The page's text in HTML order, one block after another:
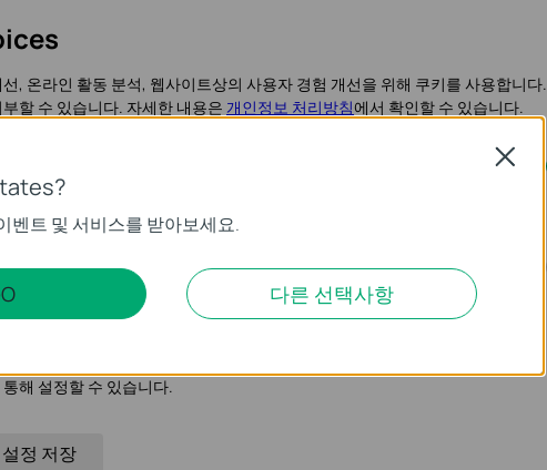
벤트 및 서비스를 받아보세요.
다른 선택사항
Close
, 온라인 활동 분석, 웹사이트상의 사용자 경험 개선을 위해 쿠키를 사용합니다.
할 수 있습니다. 자세한 내용은 개인정보 처리방침에서 확인할 수 있습니다.
선하고 조정하기 위해 웹사이트에서의 사용자 활동을 분석하는 데 사용하는 쿠
해 설정할 수 있습니다.
설정 저장